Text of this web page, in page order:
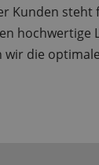
Kunden
hochwertige
die